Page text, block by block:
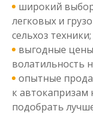
широкий
легковых и
сельхоз техники;
выгодные
волатильность
опытные
к
подобрать